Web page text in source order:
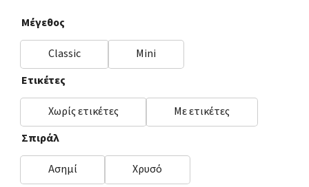
Μέγεθος
Classic
Mini
Ετικέτες
Χωρίς ετικέτες
Με ετικέτες
Σπιράλ
Ασημί
Χρυσό